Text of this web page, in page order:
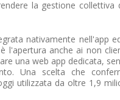
la gestione collettiva
nativamente nell'app
l'apertura anche ai non
una web app dedicata,
Una scelta che
utilizzata da oltre 1,9